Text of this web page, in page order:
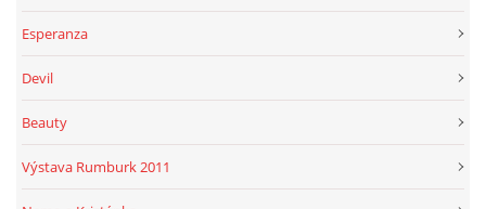
Esperanza
Devil
Beauty
Výstava Rumburk 2011